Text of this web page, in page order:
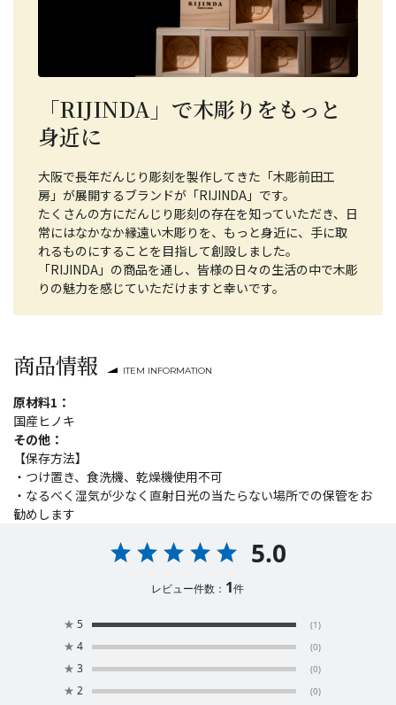
「RIJINDA」で木彫りをもっと
身近に
大阪で長年だんじり彫刻を製作してきた「木彫前田工
房」が展開するブランドが「RIJINDA」です。
たくさんの方にだんじり彫刻の存在を知っていただき、日
常にはなかなか縁遠い木彫りを、もっと身近に、手に取
れるものにすることを目指して創設しました。
「RIJINDA」の商品を通し、皆様の日々の生活の中で木彫
りの魅力を感じていただけますと幸いです。
商品情報 ITEM INFORMATION
原材料1：
国産ヒノキ
その他：
【保存方法】
・つけ置き、食洗機、乾燥機使用不可
・なるべく湿気が少なく直射日光の当たらない場所での保管をお
勧めします
5.0
レビュー件数： 1件
★ 5 (1)
★ 4 (0)
★ 3 (0)
★ 2 (0)